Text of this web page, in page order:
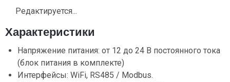
Редактируется...
Характеристики
Напряжение питания: от 12 до 24 В постоянного тока
(блок питания в комплекте)
Интерфейсы: WiFi, RS485 / Modbus.